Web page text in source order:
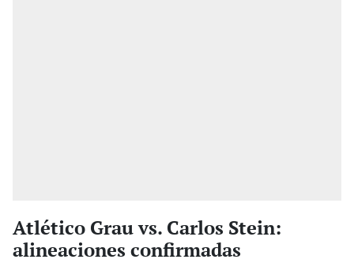
Atlético Grau vs. Carlos Stein:
alineaciones confirmadas